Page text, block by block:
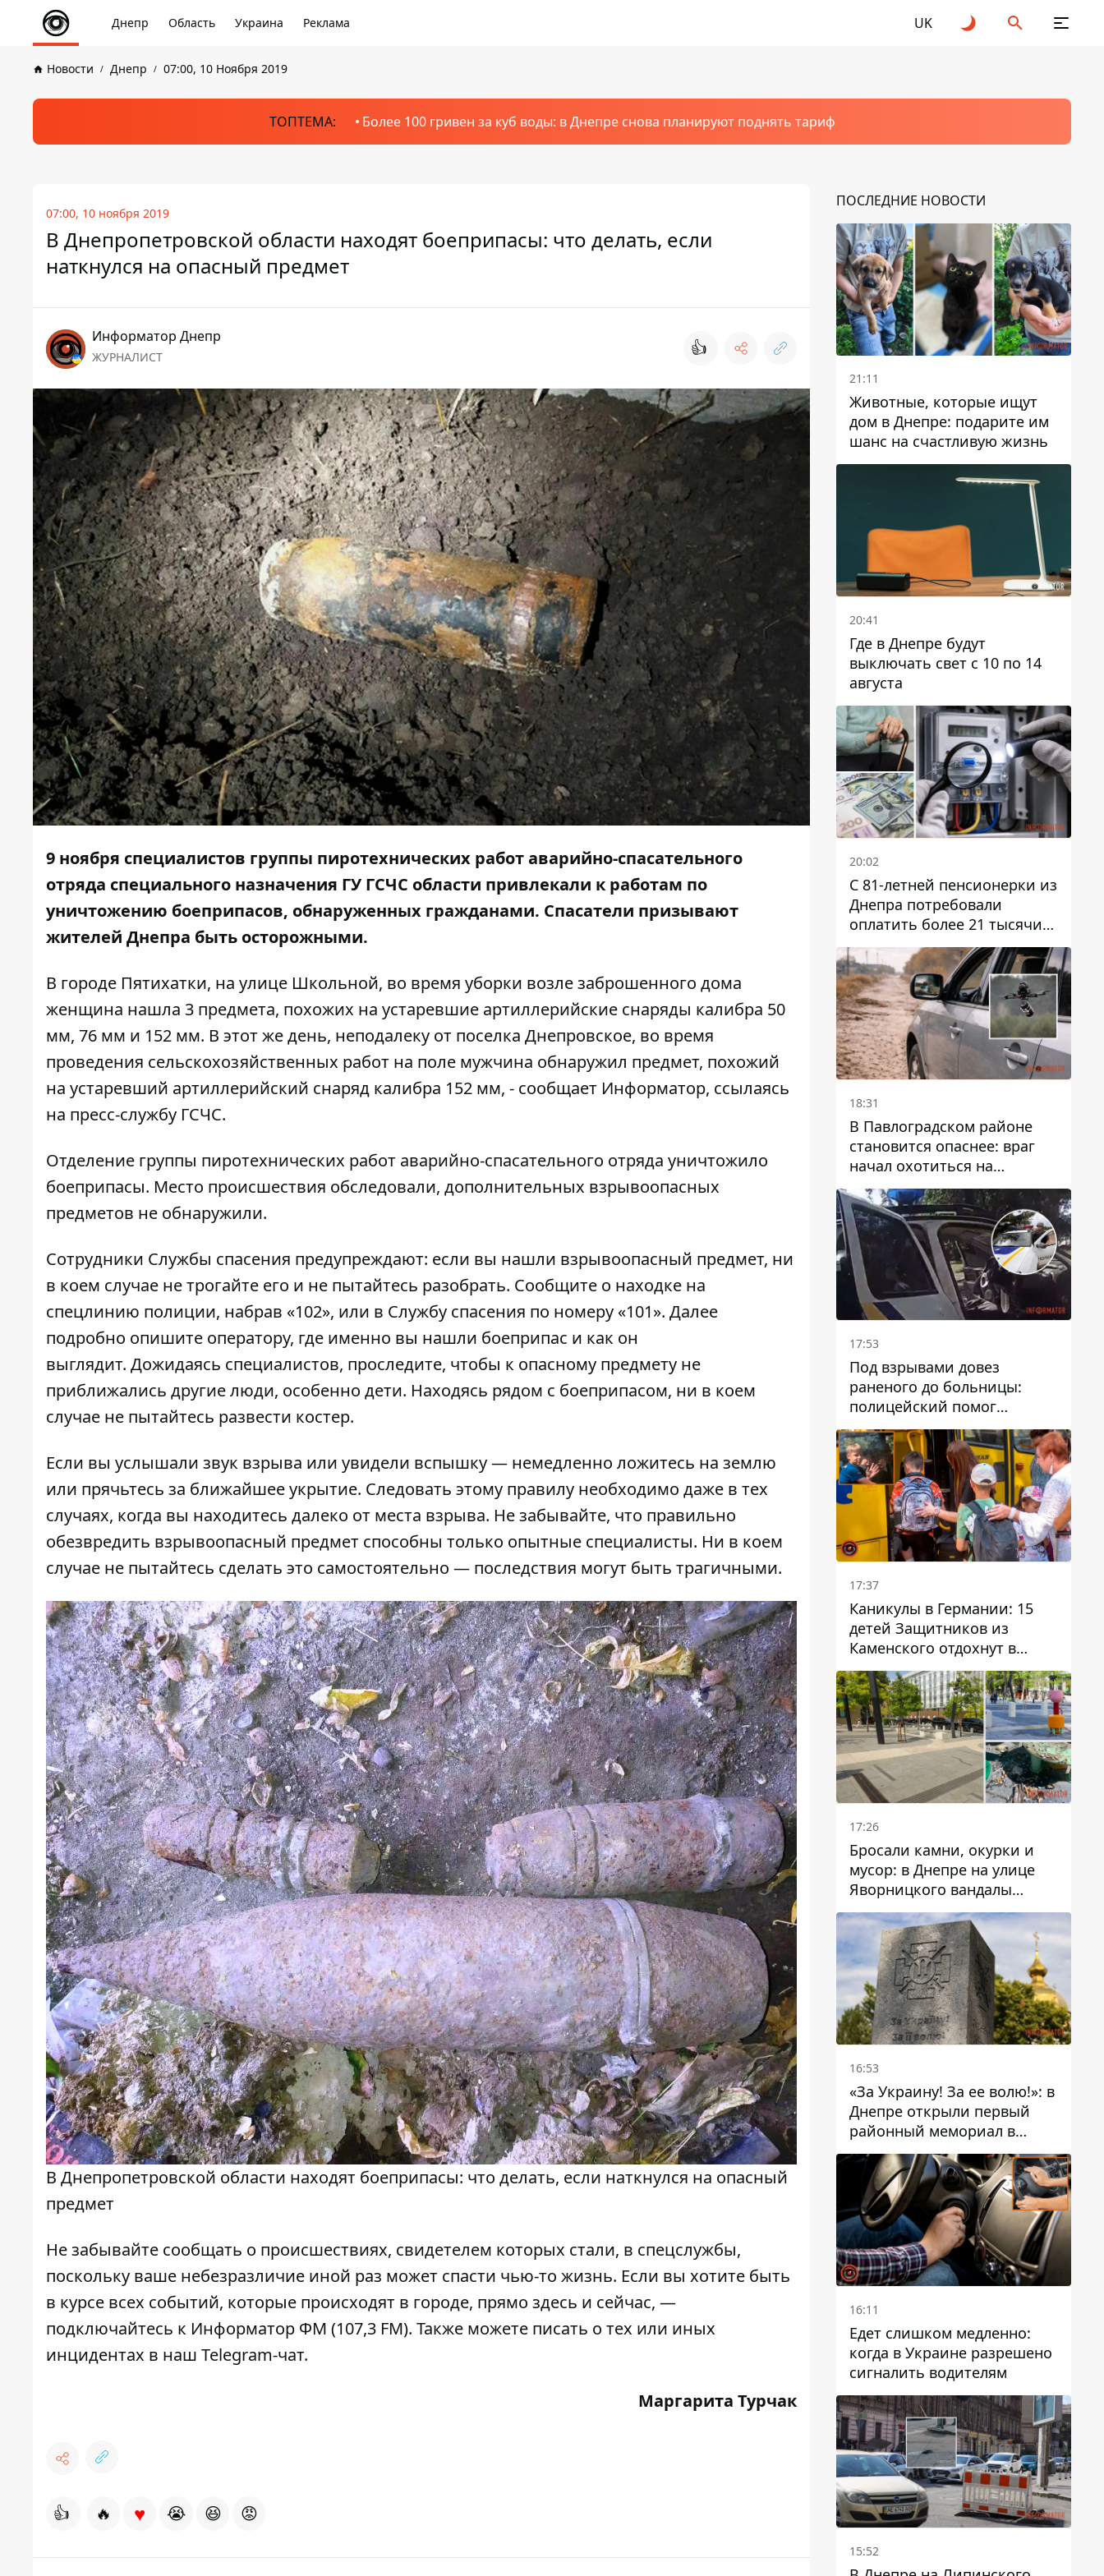
Днепр Область Украина Реклама UK
Новости Днепр 07:00, 10 Ноября 2019
ТОПТЕМА: Более 100 гривен за куб воды: в Днепре снова планируют поднять тариф
07:00, 10 ноября 2019
В Днепропетровской области находят боеприпасы: что делать, если
наткнулся на опасный предмет
Информатор Днепр
ЖУРНАЛИСТ 👍
9 ноября специалистов группы пиротехнических работ аварийно-спасательного
отряда специального назначения ГУ ГСЧС области привлекали к работам по
уничтожению боеприпасов, обнаруженных гражданами. Спасатели призывают
жителей Днепра быть осторожными.
В городе Пятихатки, на улице Школьной, во время уборки возле заброшенного дома
женщина нашла 3 предмета, похожих на устаревшие артиллерийские снаряды калибра 50
мм, 76 мм и 152 мм. В этот же день, неподалеку от поселка Днепровское, во время
проведения сельскохозяйственных работ на поле мужчина обнаружил предмет, похожий
на устаревший артиллерийский снаряд калибра 152 мм, - сообщает Информатор, ссылаясь
на пресс-службу ГСЧС.
Отделение группы пиротехнических работ аварийно-спасательного отряда уничтожило
боеприпасы. Место происшествия обследовали, дополнительных взрывоопасных
предметов не обнаружили.
Сотрудники Службы спасения предупреждают: если вы нашли взрывоопасный предмет, ни
в коем случае не трогайте его и не пытайтесь разобрать. Сообщите о находке на
спецлинию полиции, набрав «102», или в Службу спасения по номеру «101». Далее
подробно опишите оператору, где именно вы нашли боеприпас и как он
выглядит. Дожидаясь специалистов, проследите, чтобы к опасному предмету не
приближались другие люди, особенно дети. Находясь рядом с боеприпасом, ни в коем
случае не пытайтесь развести костер.
Если вы услышали звук взрыва или увидели вспышку — немедленно ложитесь на землю
или прячьтесь за ближайшее укрытие. Следовать этому правилу необходимо даже в тех
случаях, когда вы находитесь далеко от места взрыва. Не забывайте, что правильно
обезвредить взрывоопасный предмет способны только опытные специалисты. Ни в коем
случае не пытайтесь сделать это самостоятельно — последствия могут быть трагичными.
В Днепропетровской области находят боеприпасы: что делать, если наткнулся на опасный
предмет
Не забывайте сообщать о происшествиях, свидетелем которых стали, в спецслужбы,
поскольку ваше небезразличие иной раз может спасти чью-то жизнь. Если вы хотите быть
в курсе всех событий, которые происходят в городе, прямо здесь и сейчас, —
подключайтесь к Информатор ФМ (107,3 FM). Также можете писать о тех или иных
инцидентах в наш Telegram-чат.
Маргарита Турчак
👍 🔥 ♥ 😭 😆 😡
ПОСЛЕДНИЕ НОВОСТИ
21:11
Животные, которые ищут
дом в Днепре: подарите им
шанс на счастливую жизнь
20:41
Где в Днепре будут
выключать свет с 10 по 14
августа
20:02
С 81-летней пенсионерки из
Днепра потребовали
оплатить более 21 тысячи
гривен за "вмешательство в
работу счетчика"
18:31
В Павлоградском районе
становится опаснее: враг
начал охотиться на
гражданский и военный
транспорт
17:53
Под взрывами довез
раненого до больницы:
полицейский помог
пострадавшему после атаки
на Каменский район
17:37
Каникулы в Германии: 15
детей Защитников из
Каменского отдохнут в
Вуппертале
17:26
Бросали камни, окурки и
мусор: в Днепре на улице
Яворницкого вандалы
повредили питьевые
фонтаны
16:53
«За Украину! За ее волю!»: в
Днепре открыли первый
районный мемориал в
честь погибших
Защитников
16:11
Едет слишком медленно:
когда в Украине разрешено
сигналить водителям
15:52